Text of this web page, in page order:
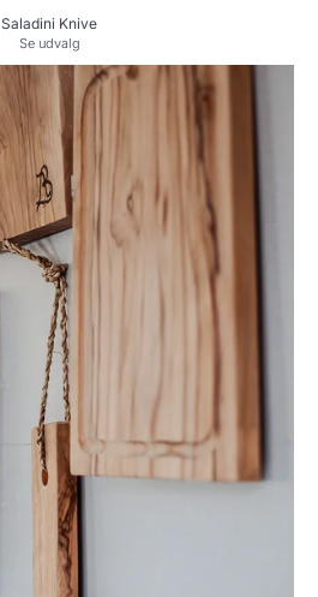
Saladini Knive
Se udvalg